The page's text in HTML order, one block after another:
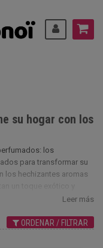
su hogar con los
los
para transformar su
los hechizantes aromas
Leer más
ORDENAR / FILTRAR